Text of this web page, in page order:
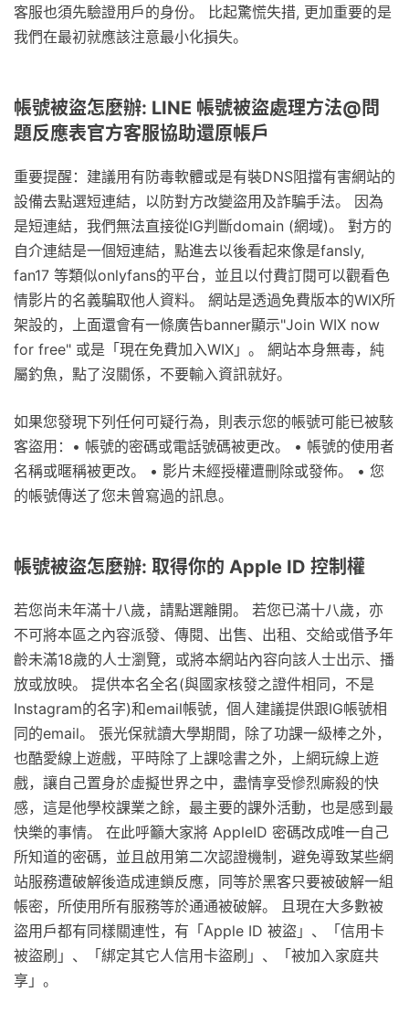
客服也須先驗證用戶的身份。 比起驚慌失措, 更加重要的是
我們在最初就應該注意最小化損失。
帳號被盜怎麼辦: LINE 帳號被盜處理方法@問
題反應表官方客服協助還原帳戶
重要提醒：建議用有防毒軟體或是有裝DNS阻擋有害網站的
設備去點選短連結，以防對方改變盜用及詐騙手法。 因為
是短連結，我們無法直接從IG判斷domain (網域)。 對方的
自介連結是一個短連結，點進去以後看起來像是fansly,
fan17 等類似onlyfans的平台，並且以付費訂閱可以觀看色
情影片的名義騙取他人資料。 網站是透過免費版本的WIX所
架設的，上面還會有一條廣告banner顯示"Join WIX now
for free" 或是「現在免費加入WIX」。 網站本身無毒，純
屬釣魚，點了沒關係，不要輸入資訊就好。
如果您發現下列任何可疑行為，則表示您的帳號可能已被駭
客盜用：• 帳號的密碼或電話號碼被更改。 • 帳號的使用者
名稱或暱稱被更改。 • 影片未經授權遭刪除或發佈。 • 您
的帳號傳送了您未曾寫過的訊息。
帳號被盜怎麼辦: 取得你的 Apple ID 控制權
若您尚未年滿十八歲，請點選離開。 若您已滿十八歲，亦
不可將本區之內容派發、傳閱、出售、出租、交給或借予年
齡未滿18歲的人士瀏覽，或將本網站內容向該人士出示、播
放或放映。 提供本名全名(與國家核發之證件相同，不是
Instagram的名字)和email帳號，個人建議提供跟IG帳號相
同的email。 張光保就讀大學期間，除了功課一級棒之外，
也酷愛線上遊戲，平時除了上課唸書之外，上網玩線上遊
戲，讓自己置身於虛擬世界之中，盡情享受慘烈廝殺的快
感，這是他學校課業之餘，最主要的課外活動，也是感到最
快樂的事情。 在此呼籲大家將 AppleID 密碼改成唯一自己
所知道的密碼，並且啟用第二次認證機制，避免導致某些網
站服務遭破解後造成連鎖反應，同等於黑客只要被破解一組
帳密，所使用所有服務等於通通被破解。 且現在大多數被
盜用戶都有同樣關連性，有「Apple ID 被盜」、「信用卡
被盜刷」、「綁定其它人信用卡盜刷」、「被加入家庭共
享」。